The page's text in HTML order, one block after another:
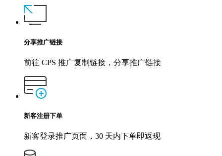
分享推广链接
前往 CPS 推广复制链接，分享推广链接
新客注册下单
新客登录推广页面，30 天内下单即返现